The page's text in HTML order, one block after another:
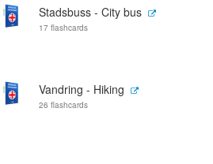
Stadsbuss - City bus
17 flashcards
Vandring - Hiking
26 flashcards